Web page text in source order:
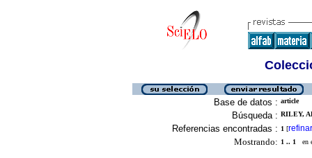
Base de datos : article
Búsqueda : RILEY,
Referencias encontradas : 1 [refinar
Mostrando: 1 .. 1 en